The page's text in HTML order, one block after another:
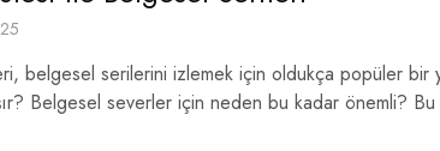
belgesel serilerini izlemek için oldukça popüler
Belgesel severler için neden bu kadar önemli?